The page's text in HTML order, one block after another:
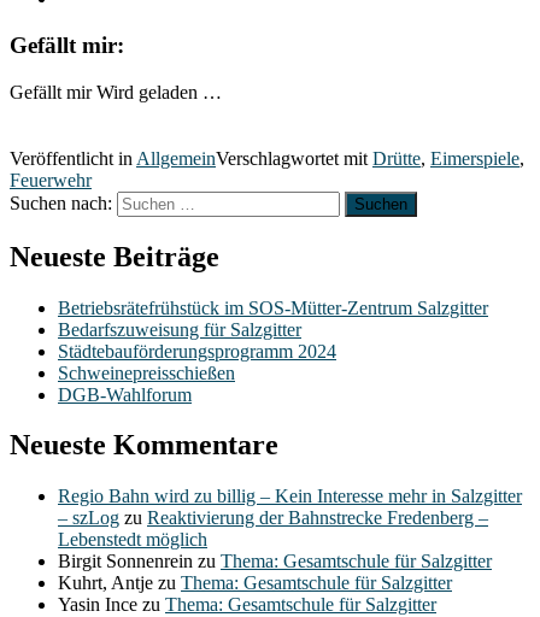
Gefällt mir:
Gefällt mir Wird geladen …
Veröffentlicht in AllgemeinVerschlagwortet mit Drütte, Eimerspiele,
Feuerwehr
Suchen nach:
Neueste Beiträge
Betriebsrätefrühstück im SOS-Mütter-Zentrum Salzgitter
Bedarfszuweisung für Salzgitter
Städtebauförderungsprogramm 2024
Schweinepreisschießen
DGB-Wahlforum
Neueste Kommentare
Regio Bahn wird zu billig – Kein Interesse mehr in Salzgitter
– szLog zu Reaktivierung der Bahnstrecke Fredenberg –
Lebenstedt möglich
Birgit Sonnenrein zu Thema: Gesamtschule für Salzgitter
Kuhrt, Antje zu Thema: Gesamtschule für Salzgitter
Yasin Ince zu Thema: Gesamtschule für Salzgitter